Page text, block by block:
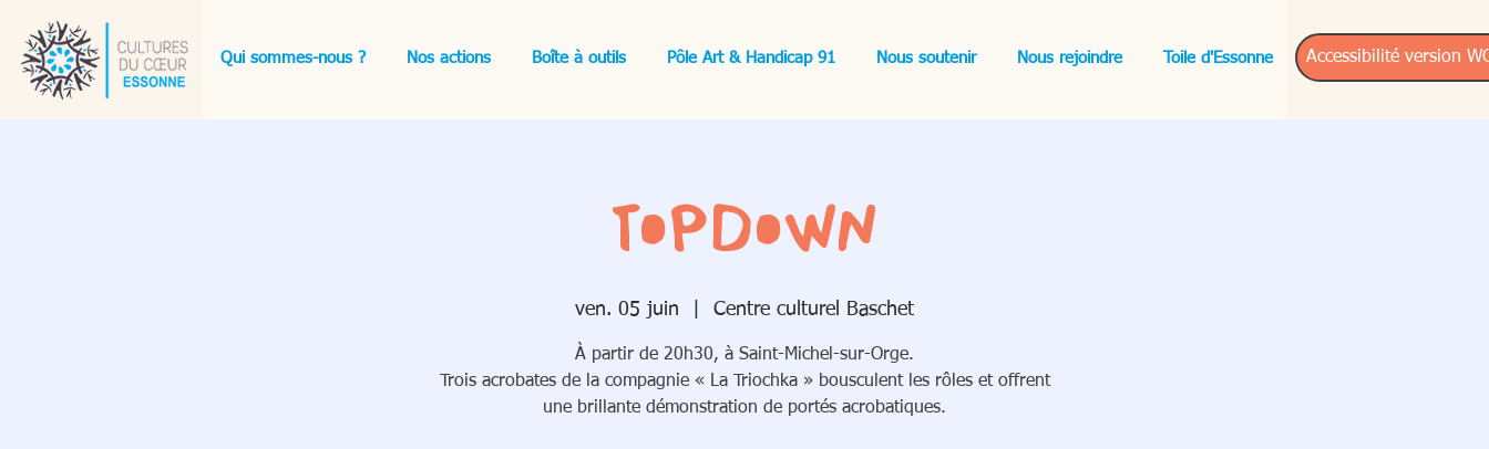
Qui sommes-nous ? Nos actions Boîte à outils Pôle Art & Handicap 91 Nous soutenir Nous rejoindre Toile d'Essonne Accessibilité version
TopDown
ven. 05 juin Centre culturel Baschet
À partir de 20h30, à Saint-Michel-sur-Orge.
Trois acrobates de la compagnie « La Triochka » bousculent les rôles et offrent
une brillante démonstration de portés acrobatiques.